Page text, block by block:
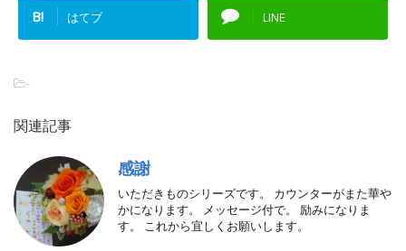
B! はてブ LINE
-
関連記事
感謝
いただきものシリーズです。 カウンターがまた華や
かになります。 メッセージ付で。 励みになりま
す。 これから宜しくお願いします。